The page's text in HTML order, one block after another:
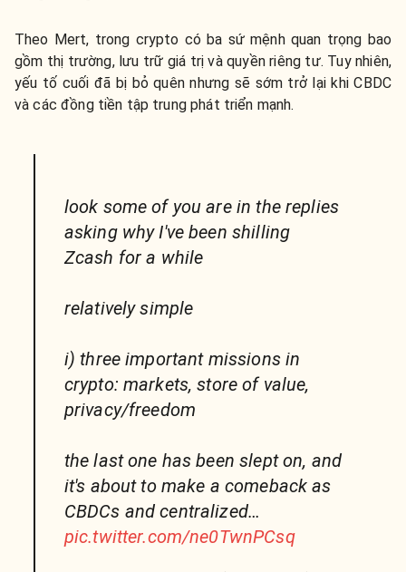
Theo Mert, trong crypto có ba sứ mệnh quan trọng bao
gồm thị trường, lưu trữ giá trị và quyền riêng tư. Tuy nhiên,
yếu tố cuối đã bị bỏ quên nhưng sẽ sớm trở lại khi CBDC
và các đồng tiền tập trung phát triển mạnh.
look some of you are in the replies
asking why I've been shilling
Zcash for a while
relatively simple
i) three important missions in
crypto: markets, store of value,
privacy/freedom
the last one has been slept on, and
it's about to make a comeback as
CBDCs and centralized…
pic.twitter.com/ne0TwnPCsq